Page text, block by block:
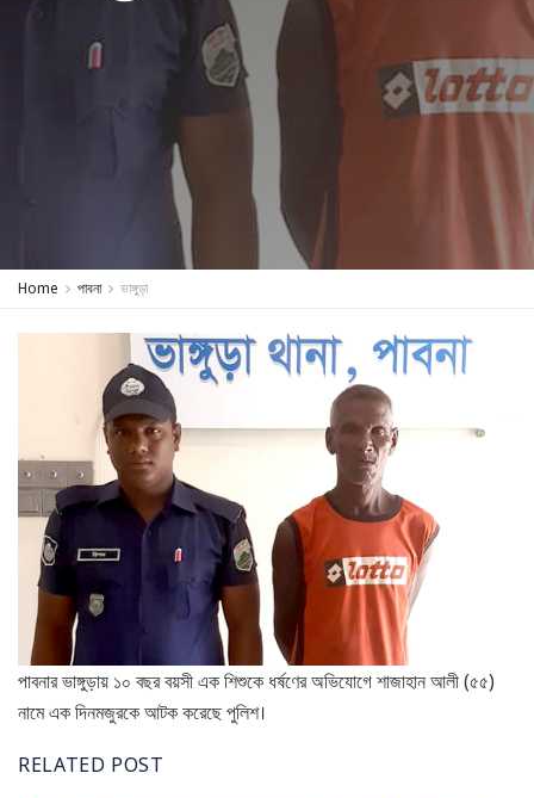
Home পাবনা ভাঙ্গুড়া
পাবনার ভাঙ্গুড়ায় ১০ বছর বয়সী এক শিশুকে ধর্ষণের অভিযোগে শাজাহান আলী (৫৫)
নামে এক দিনমজুরকে আটক করেছে পুলিশ।
RELATED POST